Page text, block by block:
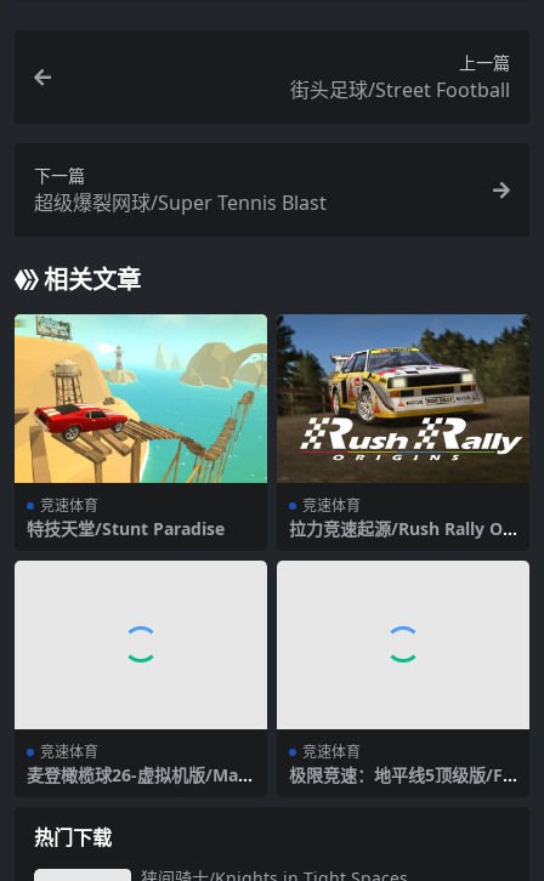
上一篇
街头足球/Street Football
下一篇
超级爆裂网球/Super Tennis Blast
相关文章
竞速体育
特技天堂/Stunt Paradise
竞速体育
拉力竞速起源/Rush Rally Ori
竞速体育
麦登橄榄球26-虚拟机版/Mad
竞速体育
极限竞速：地平线5顶级版/FO
热门下载